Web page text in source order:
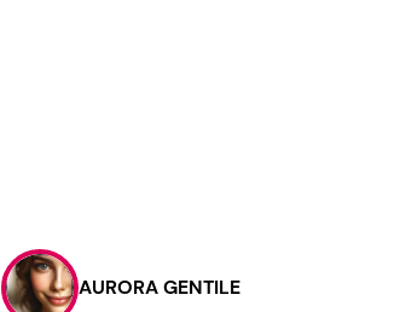
Contattaci
PubblicitàAURORA GENTILE